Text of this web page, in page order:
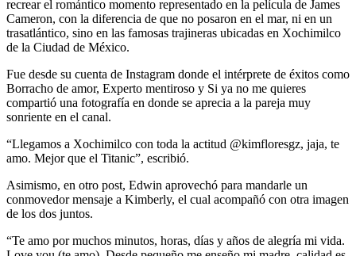
recrear el romántico momento representado en la película de James
Cameron, con la diferencia de que no posaron en el mar, ni en un
trasatlántico, sino en las famosas trajineras ubicadas en Xochimilco
de la Ciudad de México.
Fue desde su cuenta de Instagram donde el intérprete de éxitos como
Borracho de amor, Experto mentiroso y Si ya no me quieres
compartió una fotografía en donde se aprecia a la pareja muy
sonriente en el canal.
“Llegamos a Xochimilco con toda la actitud @kimfloresgz, jaja, te
amo. Mejor que el Titanic”, escribió.
Asimismo, en otro post, Edwin aprovechó para mandarle un
conmovedor mensaje a Kimberly, el cual acompañó con otra imagen
de los dos juntos.
“Te amo por muchos minutos, horas, días y años de alegría mi vida.